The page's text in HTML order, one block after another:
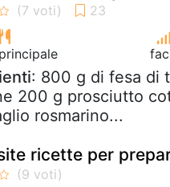
: 800 g di fesa di
200 g prosciutto
rosmarino...
ricette per